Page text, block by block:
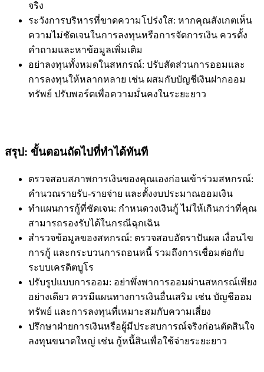
จริง
ระวังการบริหารที่ขาดความโปร่งใส: หากคุณสังเกตเห็น
ความไม่ชัดเจนในการลงทุนหรือการจัดการเงิน ควรตั้ง
คำถามและหาข้อมูลเพิ่มเติม
อย่าลงทุนทั้งหมดในสหกรณ์: ปรับสัดส่วนการออมและ
การลงทุนให้หลากหลาย เช่น ผสมกับบัญชีเงินฝากออม
ทรัพย์ ปรับพอร์ตเพื่อความมั่นคงในระยะยาว
สรุป: ขั้นตอนถัดไปที่ทำได้ทันที
ตรวจสอบสภาพการเงินของคุณเองก่อนเข้าร่วมสหกรณ์:
คำนวณรายรับ-รายจ่าย และตั้งงบประมาณออมเงิน
ทำแผนการกู้ที่ชัดเจน: กำหนดวงเงินกู้ ไม่ให้เกินกว่าที่คุณ
สามารถรองรับได้ในกรณีฉุกเฉิน
สำรวจข้อมูลของสหกรณ์: ตรวจสอบอัตราปันผล เงื่อนไข
การกู้ และกระบวนการถอนหนี้ รวมถึงการเชื่อมต่อกับ
ระบบเครดิตบูโร
ปรับรูปแบบการออม: อย่าพึ่งพาการออมผ่านสหกรณ์เพียง
อย่างเดียว ควรมีแผนทางการเงินอื่นเสริม เช่น บัญชีออม
ทรัพย์ และการลงทุนที่เหมาะสมกับความเสี่ยง
ปรึกษาฝ่ายการเงินหรือผู้มีประสบการณ์จริงก่อนตัดสินใจ
ลงทุนขนาดใหญ่ เช่น กู้หนี้สินเพื่อใช้จ่ายระยะยาว